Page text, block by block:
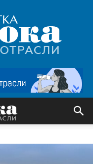
Новости